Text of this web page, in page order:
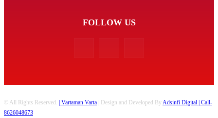
FOLLOW US
© All Rights Reserved. | Vartaman Varta | Design and Developed ByAdsinfi Digital | Call-
8626048673